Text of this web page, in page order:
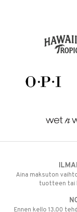
Aina maksuton
tuotteen tai
Ennen kello 13.00